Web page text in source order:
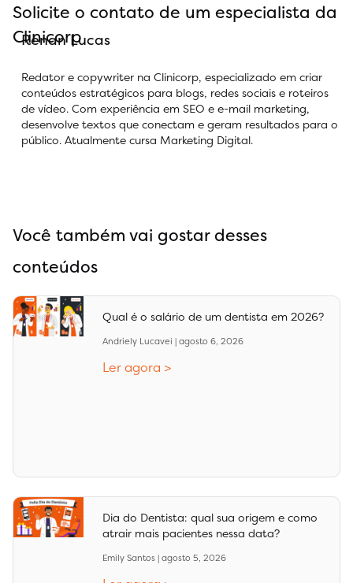
Solicite o contato de um especialista da
Clinicorp
Renan Lucas
Redator e copywriter na Clinicorp, especializado em criar
conteúdos estratégicos para blogs, redes sociais e roteiros
de vídeo. Com experiência em SEO e e-mail marketing,
desenvolve textos que conectam e geram resultados para o
público. Atualmente cursa Marketing Digital.
Você também vai gostar desses
conteúdos
Qual é o salário de um dentista em 2026?
Andriely Lucavei agosto 6, 2026
Ler agora >
Dia do Dentista: qual sua origem e como
atrair mais pacientes nessa data?
Emily Santos agosto 5, 2026